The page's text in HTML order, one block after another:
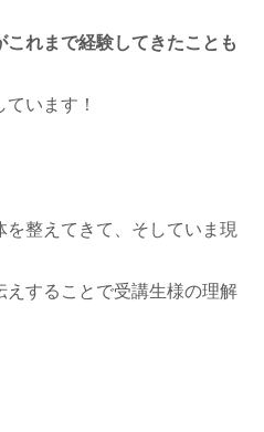
これまで経験してきたことも
います！
整えてきて、そしていま現
することで受講生様の理解